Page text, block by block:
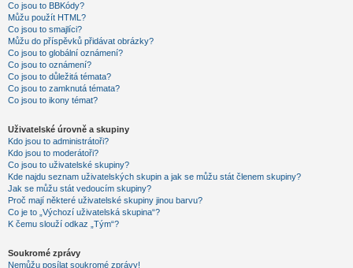
Co jsou to BBKódy?
Můžu použít HTML?
Co jsou to smajlíci?
Můžu do příspěvků přidávat obrázky?
Co jsou to globální oznámení?
Co jsou to oznámení?
Co jsou to důležitá témata?
Co jsou to zamknutá témata?
Co jsou to ikony témat?
Uživatelské úrovně a skupiny
Kdo jsou to administrátoři?
Kdo jsou to moderátoři?
Co jsou to uživatelské skupiny?
Kde najdu seznam uživatelských skupin a jak se můžu stát členem skupiny?
Jak se můžu stát vedoucím skupiny?
Proč mají některé uživatelské skupiny jinou barvu?
Co je to „Výchozí uživatelská skupina“?
K čemu slouží odkaz „Tým“?
Soukromé zprávy
Nemůžu posílat soukromé zprávy!